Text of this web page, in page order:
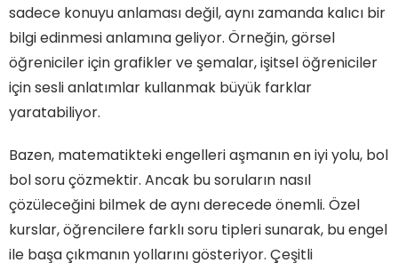
sadece konuyu anlaması değil, aynı zamanda kalıcı bir
bilgi edinmesi anlamına geliyor. Örneğin, görsel
öğreniciler için grafikler ve şemalar, işitsel öğreniciler
için sesli anlatımlar kullanmak büyük farklar
yaratabiliyor.
Bazen, matematikteki engelleri aşmanın en iyi yolu, bol
bol soru çözmektir. Ancak bu soruların nasıl
çözüleceğini bilmek de aynı derecede önemli. Özel
kurslar, öğrencilere farklı soru tipleri sunarak, bu engel
ile başa çıkmanın yollarını gösteriyor. Çeşitli